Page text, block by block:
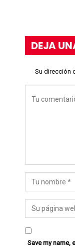
DEJA
Su dirección
Save my name,